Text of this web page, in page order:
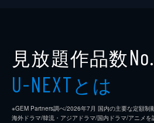
見放題作品数
U-NEXTとは
※GEM Partners調べ/2026年7⽉ 国内の主要な定額制
海外ドラマ/韓流・アジアドラマ/国内ドラマ/アニメを